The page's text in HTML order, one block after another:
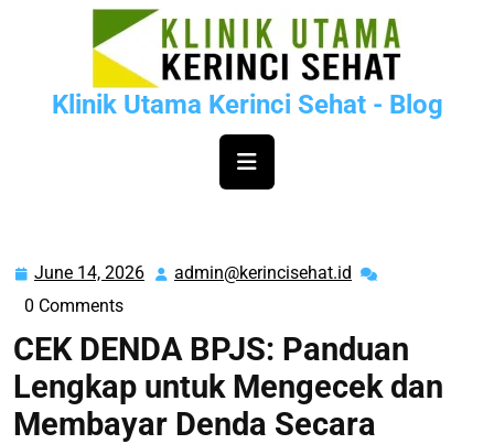
Klinik Utama Kerinci Sehat - Blog
June 14, 2026 Juneadmin@kerincisehat.id
0 Comments
CEK DENDA BPJS: Panduan
Lengkap untuk Mengecek dan
Membayar Denda Secara